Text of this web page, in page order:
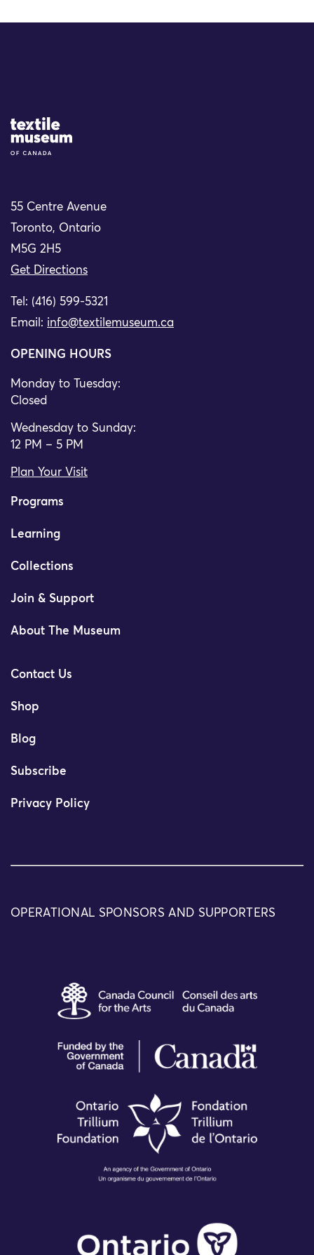
Site Logo
55 Centre Avenue
Toronto, Ontario
M5G 2H5
Get Directions
Tel: (416) 599-5321
Email: info@textilemuseum.ca
OPENING HOURS
Monday to Tuesday:
Closed
Wednesday to Sunday:
12 PM – 5 PM
Plan Your Visit
Programs
Learning
Collections
Join & Support
About The Museum
Contact Us
Shop
Blog
Subscribe
Privacy Policy
OPERATIONAL SPONSORS AND SUPPORTERS